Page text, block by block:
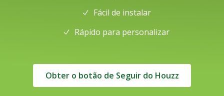
Fácil de instalar
Rápido para personalizar
Obter o botão de Seguir do Houzz